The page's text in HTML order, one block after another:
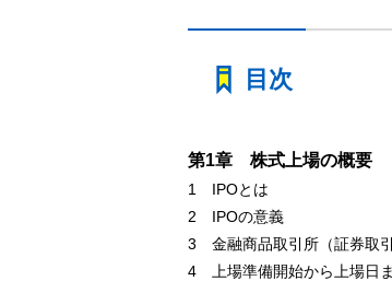
目次
第1章 株式上場の概要
1 IPOとは
2 IPOの意義
3 金融商品取引所（証券取
4 上場準備開始から上場日